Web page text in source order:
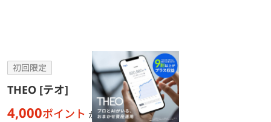
初回限定
THEO [テオ]
4,000ポイント が貯まる